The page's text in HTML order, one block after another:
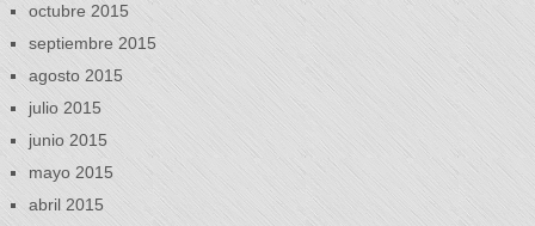
octubre 2015
septiembre 2015
agosto 2015
julio 2015
junio 2015
mayo 2015
abril 2015